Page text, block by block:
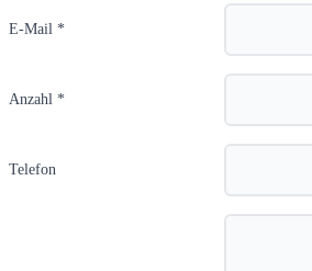
E-Mail *
Anzahl *
Telefon